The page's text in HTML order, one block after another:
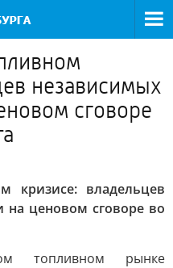
независимых
сговоре
кризисе: владельцев
ценовом сговоре во
топливном рынке